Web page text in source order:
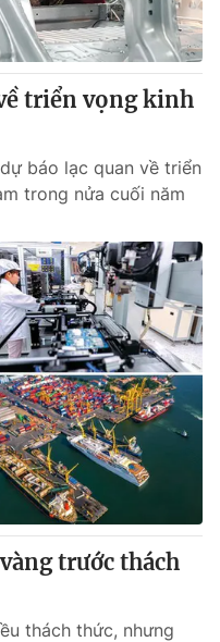
triển vọng kinh
báo lạc quan về triển
trong nửa cuối năm
trước thách
thách thức, nhưng